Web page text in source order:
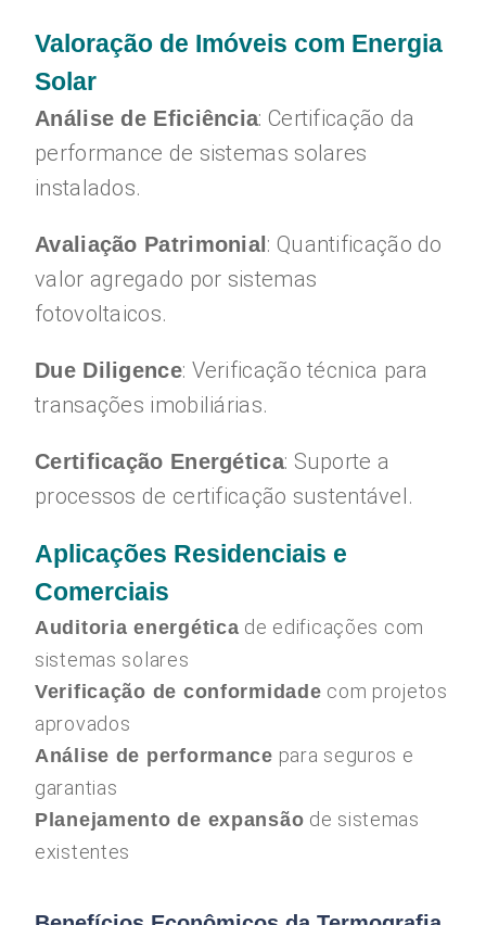
Valoração de Imóveis com Energia
Solar
Análise de Eficiência: Certificação da
performance de sistemas solares
instalados.
Avaliação Patrimonial : Quantificação do
valor agregado por sistemas
fotovoltaicos.
Due Diligence: Verificação técnica para
transações imobiliárias.
Certificação Energética: Suporte a
processos de certificação sustentável.
Aplicações Residenciais e
Comerciais
Auditoria energética de edificações com
sistemas solares
Verificação de conformidade com projetos
aprovados
Análise de performance para seguros e
garantias
Planejamento de expansão de sistemas
existentes